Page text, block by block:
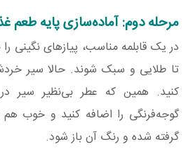
مرحله دوم: آماده‌سازی پایه طعم
در یک قابلمه مناسب، پیازهای نگینی
تا طلایی و سبک شوند. حالا سیر
کنید. همین که عطر بی‌نظیر سیر
گوجه‌فرنگی را اضافه کنید و خوب
گرفته شده و رنگ آن باز شود.